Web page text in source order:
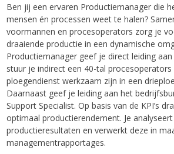
Ben jij een ervaren Productiemanager die
mensen én processen weet te halen?
voormannen en procesoperators zorg je
draaiende productie in een dynamische
Productiemanager geef je direct leiding
stuur je indirect een 40-tal procesoperators
ploegendienst werkzaam zijn in een
Daarnaast geef je leiding aan het
Support Specialist. Op basis van de KPI’s
optimaal productierendement. Je
productieresultaten en verwerkt deze in
managementrapportages.